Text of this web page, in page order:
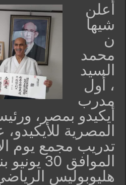
أعلن
شيها
ن
محمد
السيد
، أول
مدرب
أيكيدو بمصر،
المصرية
تدريب مجمع يوم
الموافق 30
هليوبوليس